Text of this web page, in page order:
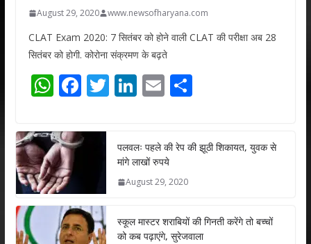
August 29, 2020 www.newsofharyana.com
CLAT Exam 2020: 7 सितंबर को होने वाली CLAT की परीक्षा अब 28
सितंबर को होगी. कोरोना संक्रमण के बढ़ते
W
at
s
A
p
p
F
e
b
o
k
T
er
Li
e
dI
n
E
l
S
e
पलवलः पहले की रेप की झूठी शिकायत, युवक से
मांगे लाखों रुपये
August 29, 2020
स्कूल मास्टर शराबियों की गिनती करेंगे तो बच्चों
को कब पढ़ाएंगे, सुरेजवाला